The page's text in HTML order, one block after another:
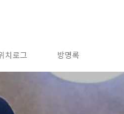
치로그 방명록